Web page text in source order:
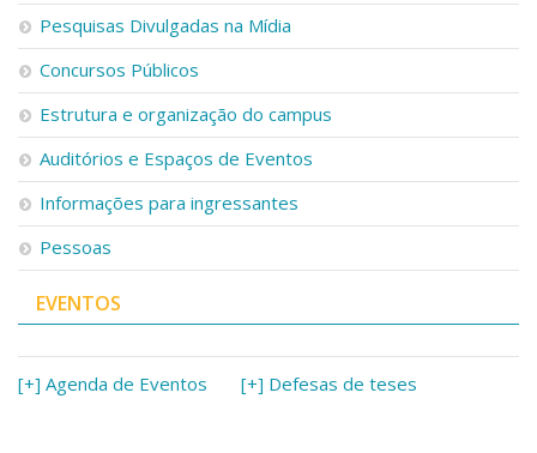
Pesquisas Divulgadas na Mídia
Concursos Públicos
Estrutura e organização do campus
Auditórios e Espaços de Eventos
Informações para ingressantes
Pessoas
EVENTOS
[+] Agenda de Eventos [+] Defesas de teses